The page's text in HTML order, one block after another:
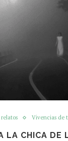
relatos Vivencias de
LA CHICA DE